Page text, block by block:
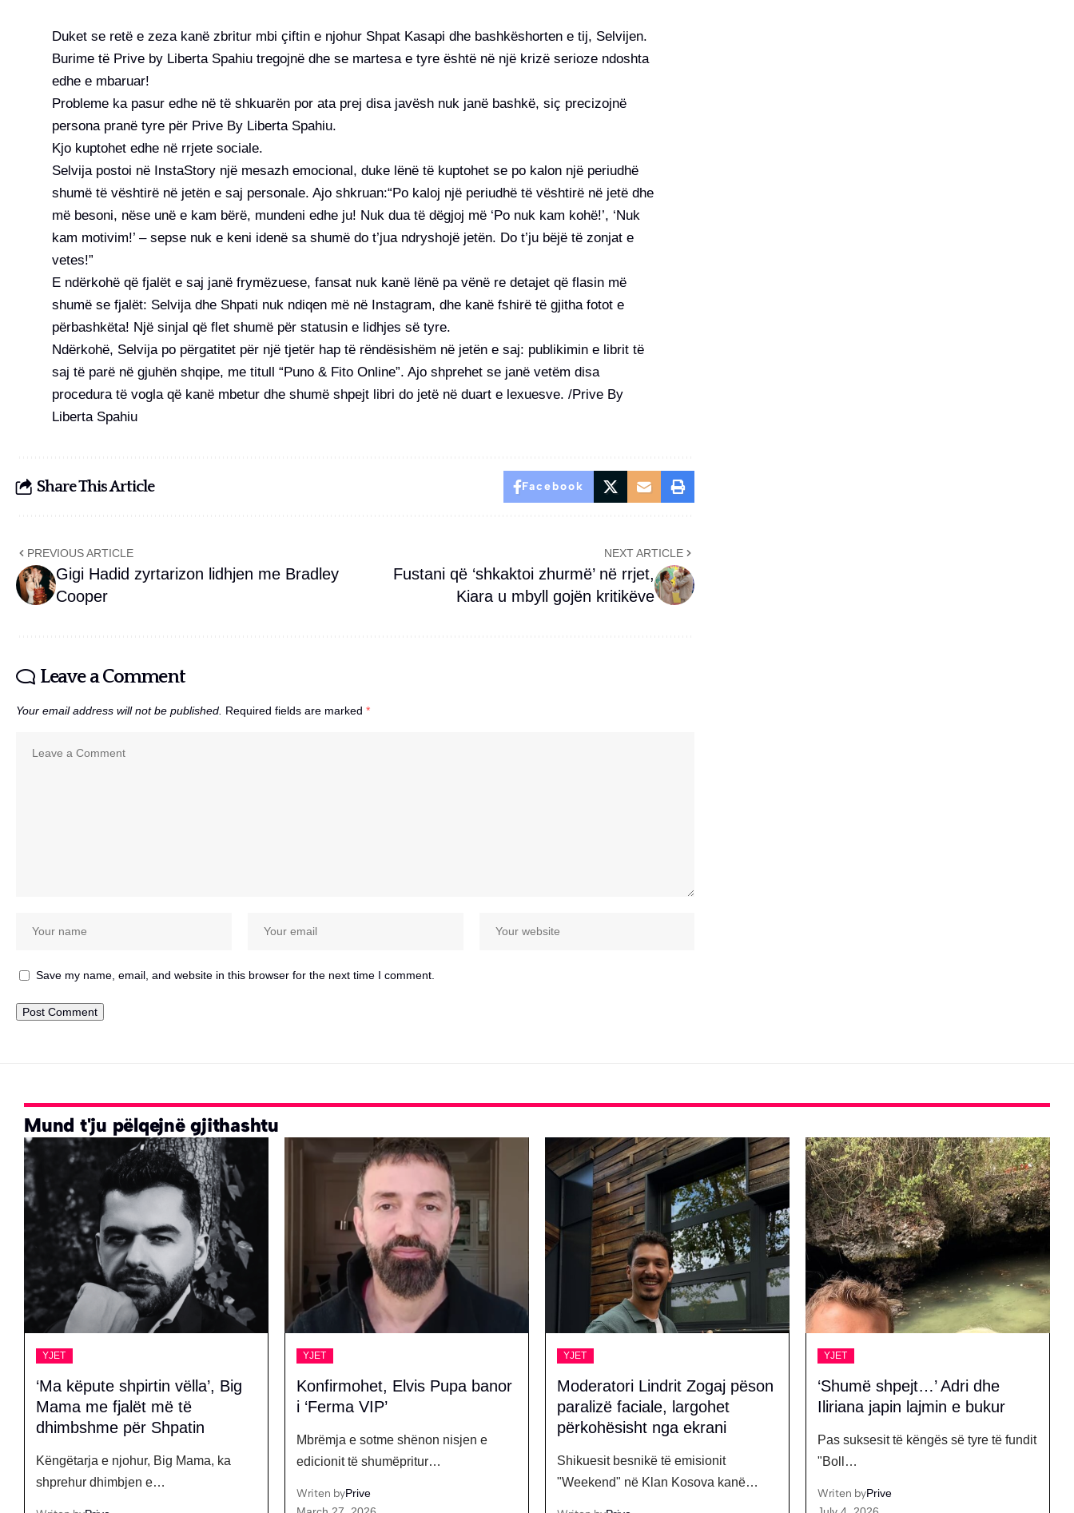
Duket se retë e zeza kanë zbritur mbi çiftin e njohur Shpat Kasapi dhe bashkëshorten e tij, Selvijen.
Burime të Prive by Liberta Spahiu tregojnë dhe se martesa e tyre është në një krizë serioze ndoshta
edhe e mbaruar!
Probleme ka pasur edhe në të shkuarën por ata prej disa javësh nuk janë bashkë, siç precizojnë
persona pranë tyre për Prive By Liberta Spahiu.
Kjo kuptohet edhe në rrjete sociale.
Selvija postoi në InstaStory një mesazh emocional, duke lënë të kuptohet se po kalon një periudhë
shumë të vështirë në jetën e saj personale. Ajo shkruan:“Po kaloj një periudhë të vështirë në jetë dhe
më besoni, nëse unë e kam bërë, mundeni edhe ju! Nuk dua të dëgjoj më ‘Po nuk kam kohë!’, ‘Nuk
kam motivim!’ – sepse nuk e keni idenë sa shumë do t’jua ndryshojë jetën. Do t’ju bëjë të zonjat e
vetes!”
E ndërkohë që fjalët e saj janë frymëzuese, fansat nuk kanë lënë pa vënë re detajet që flasin më
shumë se fjalët: Selvija dhe Shpati nuk ndiqen më në Instagram, dhe kanë fshirë të gjitha fotot e
përbashkëta! Një sinjal që flet shumë për statusin e lidhjes së tyre.
Ndërkohë, Selvija po përgatitet për një tjetër hap të rëndësishëm në jetën e saj: publikimin e librit të
saj të parë në gjuhën shqipe, me titull “Puno & Fito Online”. Ajo shprehet se janë vetëm disa
procedura të vogla që kanë mbetur dhe shumë shpejt libri do jetë në duart e lexuesve. /Prive By
Liberta Spahiu
Share This Article Facebook
PREVIOUS ARTICLE
Gigi Hadid zyrtarizon lidhjen me Bradley
Cooper
NEXT ARTICLE
Fustani që ‘shkaktoi zhurmë’ në rrjet,
Kiara u mbyll gojën kritikëve
Leave a Comment
Your email address will not be published. Required fields are marked *
Save my name, email, and website in this browser for the next time I comment.
Mund t'ju pëlqejnë gjithashtu
YJET
Konfirmohet, Elvis Pupa banor
i ‘Ferma VIP’
Mbrëmja e sotme shënon nisjen e
edicionit të shumëpritur…
Writen by
YJET
Moderatori Lindrit Zogaj pëson
paralizë faciale, largohet
Shikuesit besnikë të emisionit
YJET
‘Shumë shpejt…’ Adri dhe
Iliriana japin lajmin e bukur
Pas suksesit të këngës së tyre të fundit
"Boll…
YJET
‘Ma këpute shpirtin vëlla’, Big
Mama me fjalët më të
Këngëtarja e njohur, Big Mama, ka